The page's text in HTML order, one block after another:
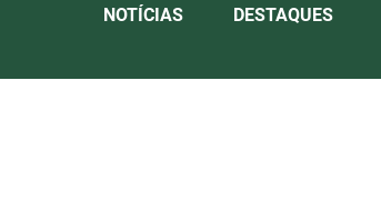
NOTÍCIAS DESTAQUES